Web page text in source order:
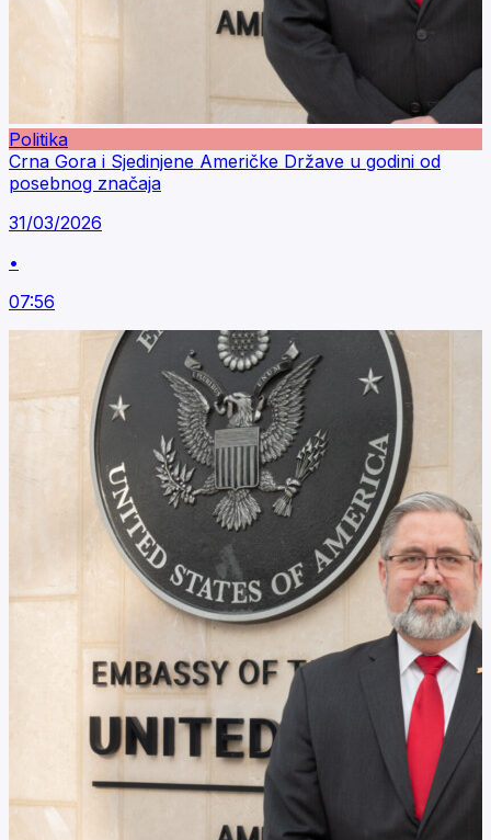
Politika
Crna Gora i Sjedinjene Američke Države u godini od
posebnog značaja
31/03/2026
•
07:56